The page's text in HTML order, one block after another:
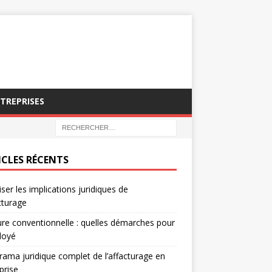
RÉCENTS
les implications juridiques de
conventionnelle : quelles démarches pour
juridique complet de l’affacturage en